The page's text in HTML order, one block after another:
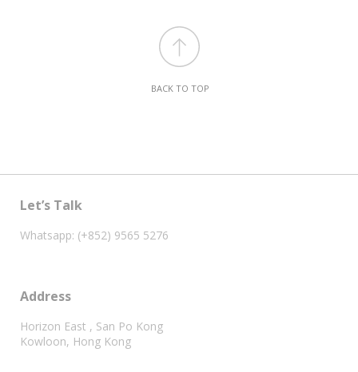
BACK TO TOP
Let’s Talk
Whatsapp: (+852) 9565 5276
Address
Horizon East , San Po Kong
Kowloon, Hong Kong